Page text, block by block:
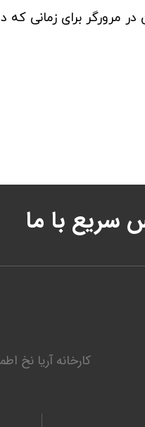
مرورگر برای زمانی که
سریع با ما
کارخانه آریا نخ